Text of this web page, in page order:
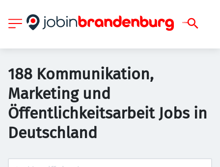
188 Kommunikation,
Marketing und
Öffentlichkeitsarbeit Jobs in
Deutschland